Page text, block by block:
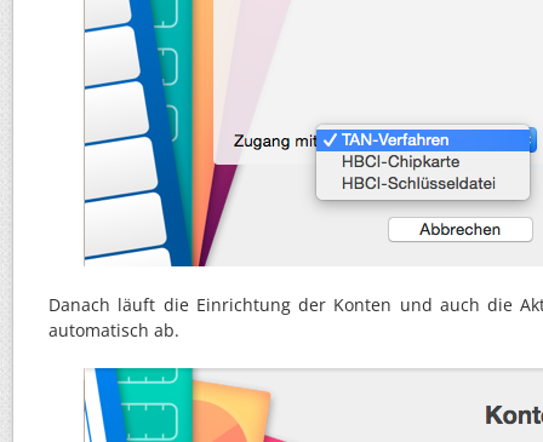
Danach läuft die Einrichtung der Konten und auch die
automatisch ab.